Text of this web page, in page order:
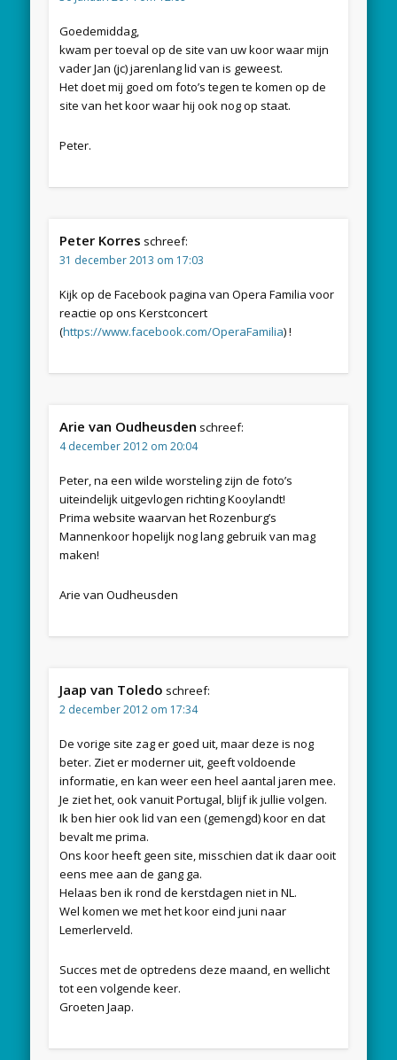
Goedemiddag,
kwam per toeval op de site van uw koor waar mijn
vader Jan (jc) jarenlang lid van is geweest.
Het doet mij goed om foto’s tegen te komen op de
site van het koor waar hij ook nog op staat.
Peter.
Peter Korres schreef:
31 december 2013 om 17:03
Kijk op de Facebook pagina van Opera Familia voor
reactie op ons Kerstconcert
(https://www.facebook.com/OperaFamilia) !
Arie van Oudheusden schreef:
4 december 2012 om 20:04
Peter, na een wilde worsteling zijn de foto’s
uiteindelijk uitgevlogen richting Kooylandt!
Prima website waarvan het Rozenburg’s
Mannenkoor hopelijk nog lang gebruik van mag
maken!
Arie van Oudheusden
Jaap van Toledo schreef:
2 december 2012 om 17:34
De vorige site zag er goed uit, maar deze is nog
beter. Ziet er moderner uit, geeft voldoende
informatie, en kan weer een heel aantal jaren mee.
Je ziet het, ook vanuit Portugal, blijf ik jullie volgen.
Ik ben hier ook lid van een (gemengd) koor en dat
bevalt me prima.
Ons koor heeft geen site, misschien dat ik daar ooit
eens mee aan de gang ga.
Helaas ben ik rond de kerstdagen niet in NL.
Wel komen we met het koor eind juni naar
Lemerlerveld.
Succes met de optredens deze maand, en wellicht
tot een volgende keer.
Groeten Jaap.